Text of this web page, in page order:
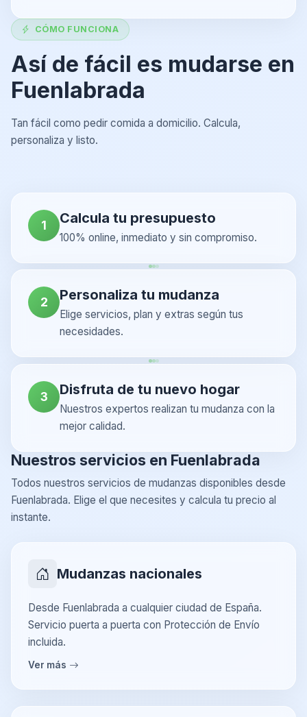
CÓMO FUNCIONA
Así de fácil es mudarse en
Fuenlabrada
Tan fácil como pedir comida a domicilio. Calcula,
personaliza y listo.
1 Calcula tu presupuesto
100% online, inmediato y sin compromiso.
2 Personaliza tu mudanza
Elige servicios, plan y extras según tus
necesidades.
3 Disfruta de tu nuevo hogar
Nuestros expertos realizan tu mudanza con la
mejor calidad.
Nuestros servicios en Fuenlabrada
Todos nuestros servicios de mudanzas disponibles desde
Fuenlabrada. Elige el que necesites y calcula tu precio al
instante.
Mudanzas nacionales
Desde Fuenlabrada a cualquier ciudad de España.
Servicio puerta a puerta con Protección de Envío
incluida.
Ver más